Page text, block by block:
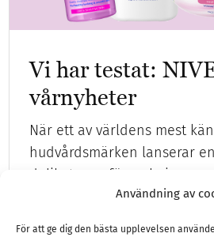
Användning av
För att ge dig den bästa upplevelsen
Vi har testat:
vårnyheter
När ett av världens mest
hudvårdsmärken lanserar
delikat rosa förpackning var